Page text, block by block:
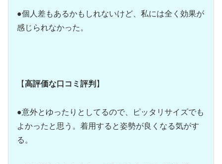
●個人差もあるかもしれないけど、私には全く効果が
感じられなかった。
【高評価な口コミ評判 】
●意外とゆったりとしてるので、ピッタリサイズでも
よかったと思う。着用すると姿勢が良くなる気がす
る。